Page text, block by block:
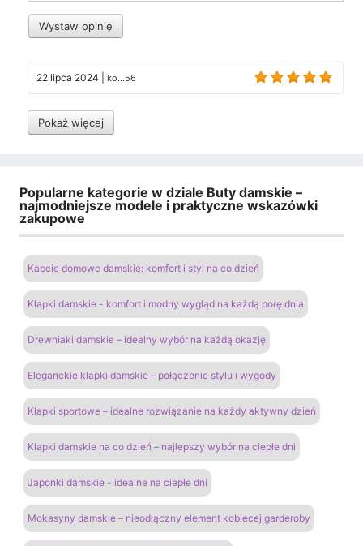
Wystaw opinię
22 lipca 2024 ko...56
Pokaż więcej
Popularne kategorie w dziale Buty damskie –
najmodniejsze modele i praktyczne wskazówki
zakupowe
Kapcie domowe damskie: komfort i styl na co dzień
Klapki damskie - komfort i modny wygląd na każdą porę dnia
Drewniaki damskie – idealny wybór na każdą okazję
Eleganckie klapki damskie – połączenie stylu i wygody
Klapki sportowe – idealne rozwiązanie na każdy aktywny dzień
Klapki damskie na co dzień – najlepszy wybór na ciepłe dni
Japonki damskie - idealne na ciepłe dni
Mokasyny damskie – nieodłączny element kobiecej garderoby